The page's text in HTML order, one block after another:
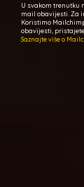
U svakom trenutku
mail obavijesti. Za
Koristimo
obavijesti,
Saznajte više o